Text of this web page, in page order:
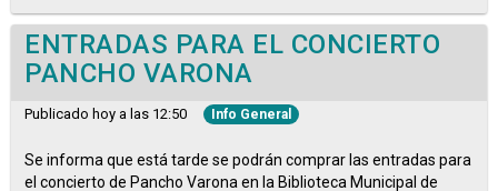
ENTRADAS PARA EL CONCIERTO
PANCHO VARONA
Publicado hoy a las 12:50 Info General
Se informa que está tarde se podrán comprar las entradas para
el concierto de Pancho Varona en la Biblioteca Municipal de